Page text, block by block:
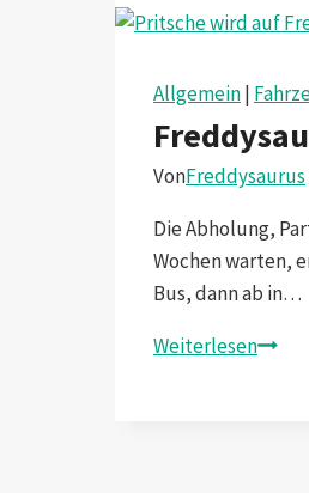
Weg
uns
Part
Allgemein|
VonFreddysaurus
Die Abholung,
Wochen warten,
Bus, dann ab in…
Weiterlesen